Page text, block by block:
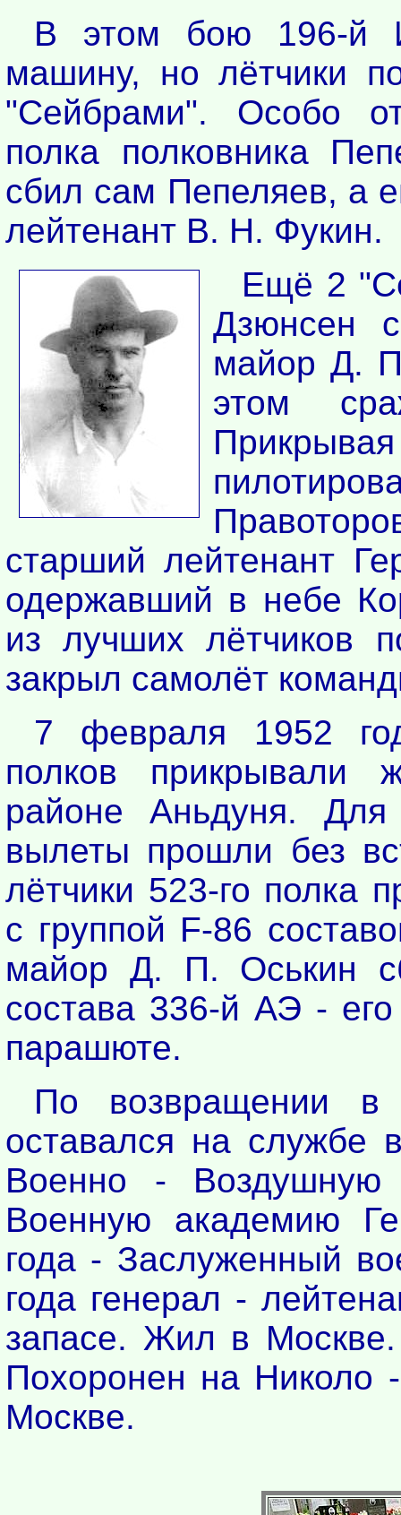
В этом бою 196-й
машину, но лётчики
"Сейбрами". Особо
полка полковника
сбил сам Пепеляев, а
лейтенант В. Н. Фукин.
Ещё 2
Дзюнсен
майор Д.
этом
старший лейтенант
одержавший в небе
из лучших лётчиков
закрыл самолёт
7 февраля 1952
полков прикрывали
районе Аньдуня. Для
вылеты прошли без
лётчики 523-го полка
с группой F-86
майор Д. П. Оськин
состава 336-й АЭ -
парашюте.
По возвращении
оставался на службе
Военно -
Военную академию
года - Заслуженный
года генерал -
запасе. Жил в
Похоронен на Николо
Москве.